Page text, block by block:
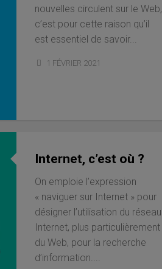
nouvelles circulent sur le Web,
c’est pour cette raison qu’il
est essentiel de savoir...
1 FÉVRIER 2021
Internet, c’est où ?
On emploie l’expression
« naviguer sur Internet » pour
désigner l’utilisation du réseau
Internet, plus particulièrement
du Web, pour la recherche
d’information....